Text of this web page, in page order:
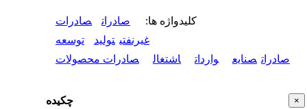
کلیدواژه ها: صادرات
صادرات
غیرنفتی تولید
توسعه
صادرات صنایع واردات اشتغال صادرات محصولات
× چکیده